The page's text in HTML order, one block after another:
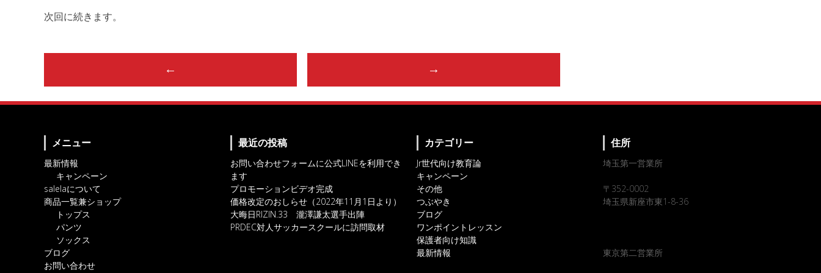
次回に続きます。
Post
navigation
← →
メニュー
最新情報
キャンペーン
salelaについて
商品一覧兼ショップ
トップス
パンツ
ソックス
ブログ
お問い合わせ
最近の投稿
お問い合わせフォームに公式LINEを利用でき
ます
プロモーションビデオ完成
価格改定のおしらせ（2022年11月1日より）
大晦日RIZIN.33 瀧澤謙太選手出陣
PRDEC対人サッカースクールに訪問取材
カテゴリー
Jr世代向け教育論
キャンペーン
その他
つぶやき
ブログ
ワンポイントレッスン
保護者向け知識
最新情報
住所
埼玉第一営業所
〒352-0002
埼玉県新座市東1-8-36
東京第二営業所